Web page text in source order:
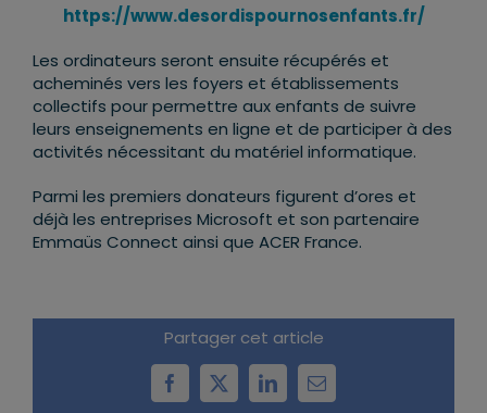
https://www.desordispournosenfants.fr/
Les ordinateurs seront ensuite récupérés et
acheminés vers les foyers et établissements
collectifs pour permettre aux enfants de suivre
leurs enseignements en ligne et de participer à des
activités nécessitant du matériel informatique.
Parmi les premiers donateurs figurent d’ores et
déjà les entreprises Microsoft et son partenaire
Emmaüs Connect ainsi que ACER France.
Partager cet article
Facebook
X LinkedInEmail